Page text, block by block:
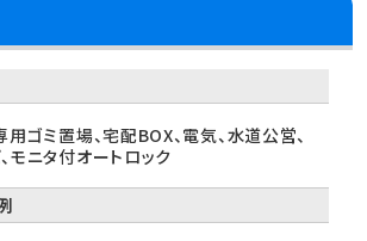
用ゴミ置場、宅配BOX、電気、水道公営、
モニタ付オートロック